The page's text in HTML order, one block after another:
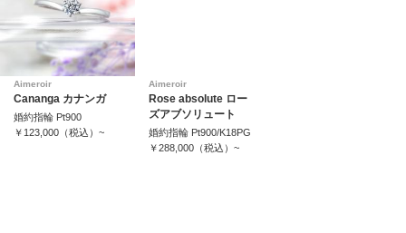
Aimeroir
Cananga カナンガ
婚約指輪 Pt900
￥123,000（税込）~
Aimeroir
Rose absolute ロー
ズアブソリュート
婚約指輪 Pt900/K18PG
￥288,000（税込）~